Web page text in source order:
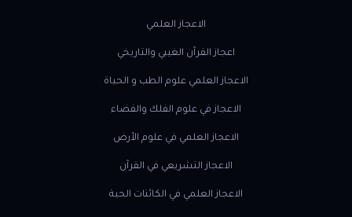
الاعجاز العلمي
اعجاز القرآن الغيبي والتاريخي
الاعجاز العلمي علوم الطب و الحياة
الاعجاز في علوم الفلك والفضاء
الاعجاز العلمي في علوم الأرض
الاعجاز التشريعي في القرآن
الاعجاز العلمي في الكائنات الحية